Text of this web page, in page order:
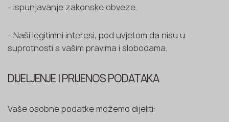
- Ispunjavanje zakonske obveze.
- Naši legitimni interesi, pod uvjetom da nisu u
suprotnosti s vašim pravima i slobodama.
DIJELJENJE I PRIJENOS PODATAKA
Vaše osobne podatke možemo dijeliti: